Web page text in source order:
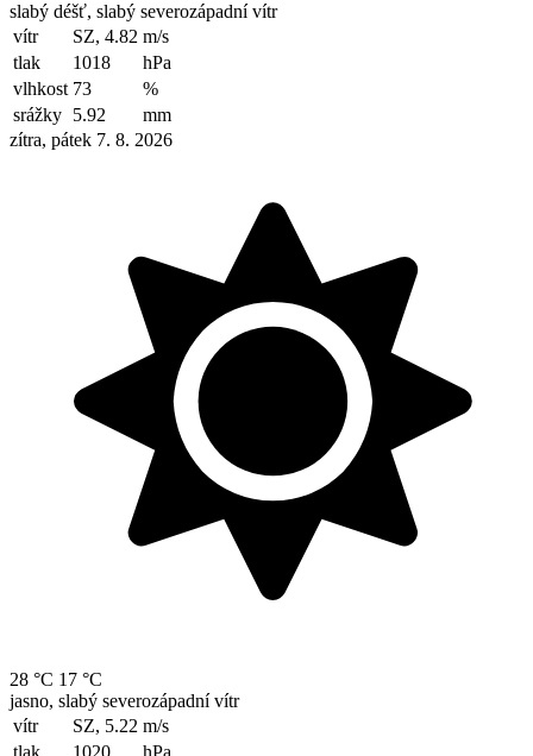
slabý déšť, slabý severozápadní vítr
vítr
SZ, 4.82 m/s
tlak
1018
hPa
vlhkost 73
%
srážky 5.92
mm
zítra, pátek 7. 8. 2026
28 °C 17 °C
jasno, slabý severozápadní vítr
vítr
SZ, 5.22 m/s